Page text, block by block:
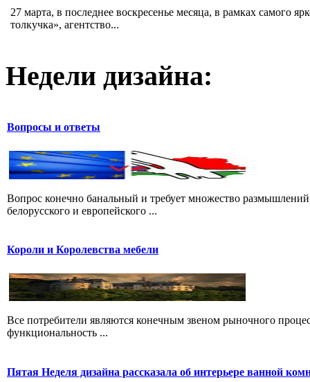
27 марта, в последнее воскресенье месяца, в рамках самого
толкучка», агентство...
Недели дизайна:
Вопросы и ответы
Вопрос конечно банальный и требует множество
белорусского и европейского ...
Короли и Королевства мебели
Все потребители являются конечным звеном рыночного
функциональность ...
Пятая Неделя дизайна рассказала об интерьере ванной